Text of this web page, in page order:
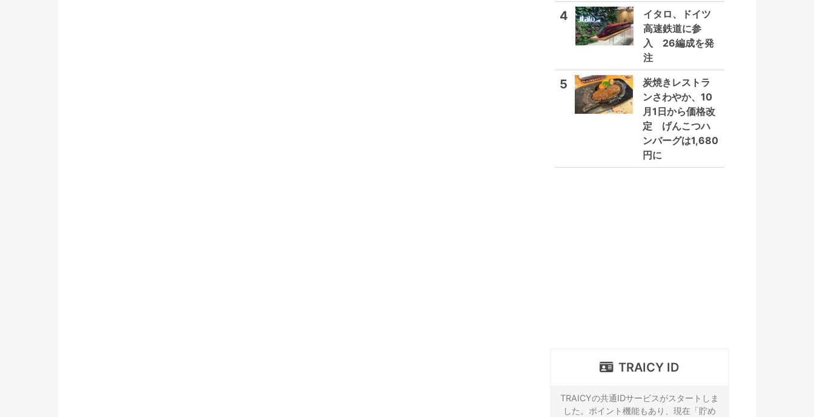
4
イタロ、ドイツ
高速鉄道に参
入 26編成を発
注
5
炭焼きレストラ
ンさわやか、10
月1日から価格改
定 げんこつハ
ンバーグは1,680
円に
TRAICY ID
TRAICYの共通IDサービスがスタートしま
した。ポイント機能もあり、現在「貯め